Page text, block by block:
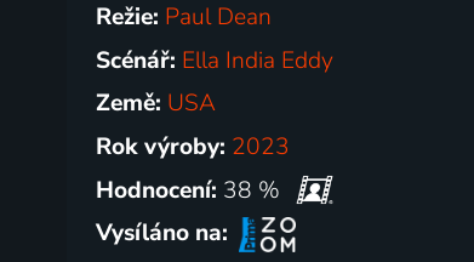
Režie: Paul Dean
Scénář: Ella India Eddy
Země: USA
Rok výroby: 2023
Hodnocení: 38 %
Vysíláno na: